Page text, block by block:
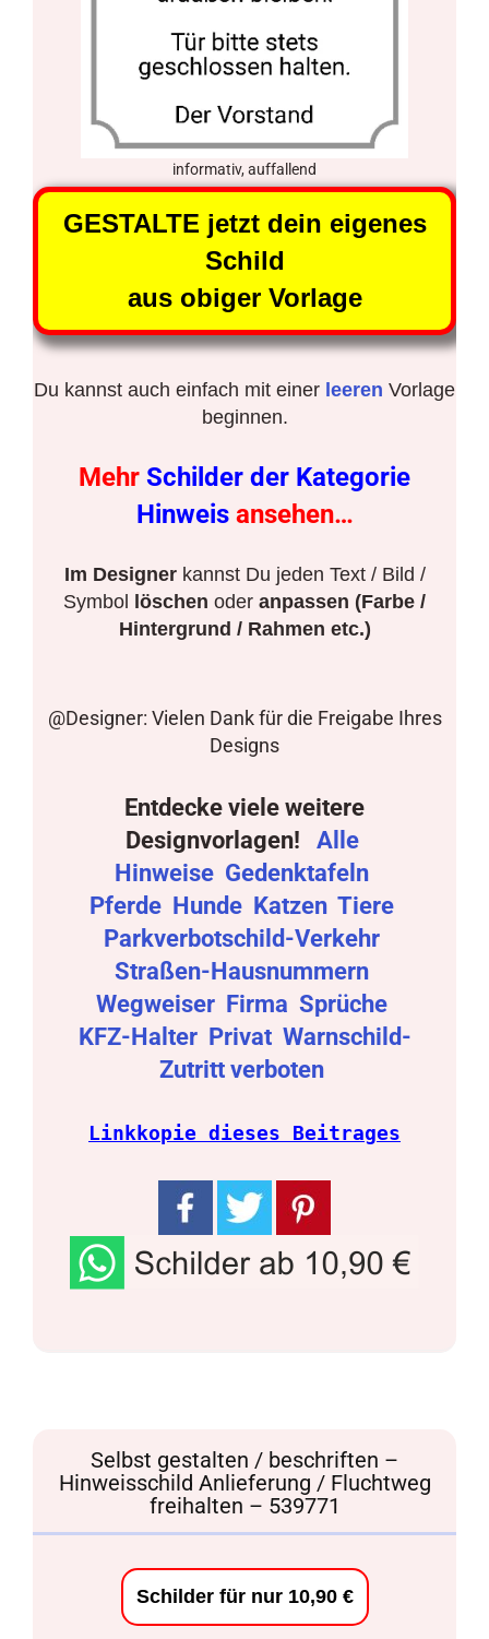
informativ, auffallend
GESTALTE jetzt dein eigenes
Schild
aus obiger Vorlage
Du kannst auch einfach mit einer leeren Vorlage
beginnen.
Mehr Schilder der Kategorie
Hinweis ansehen…
Im Designerkannst Du jeden Text / Bild /
Symbol löschen oder anpassen (Farbe /
Hintergrund / Rahmen etc.)
@Designer: Vielen Dank für die Freigabe Ihres
Designs
Entdecke viele weitere
Designvorlagen!
Alle
Hinweise Gedenktafeln
Pferde Hunde Katzen Tiere
Parkverbotschild-Verkehr
Straßen-Hausnummern
Wegweiser Firma Sprüche
KFZ-Halter Privat Warnschild-
Zutritt verboten
Linkkopie dieses Beitrages
Selbst gestalten / beschriften –
Hinweisschild Anlieferung / Fluchtweg
freihalten – 539771
Schilder für nur 10,90 €